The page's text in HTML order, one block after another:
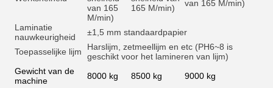
van 165
M/min)
165 M/min)
van 165 M/min)
Laminatie
nauwkeurigheid
±1,5 mm standaardpapier
Toepasselijke lijm
Harslijm, zetmeellijm en etc (PH6~8 is
geschikt voor het lamineren van lijm)
Gewicht van de
machine
8000 kg 8500 kg 9000 kg